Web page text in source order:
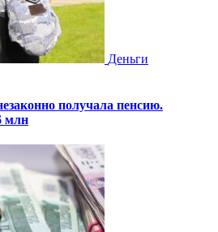
Деньги
получала пенсию.
млн